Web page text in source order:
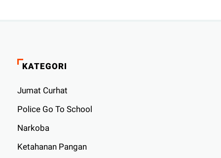
KATEGORI
Jumat Curhat
Police Go To School
Narkoba
Ketahanan Pangan